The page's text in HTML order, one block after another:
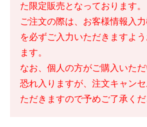
た限定販売となっております。
ご注文の際は、お客様情報入力
を必ずご入力いただきますよ
ます。
なお、個人の方がご購入いただ
恐れ入りますが、注文キャン
ただきますので予めご了承くだ